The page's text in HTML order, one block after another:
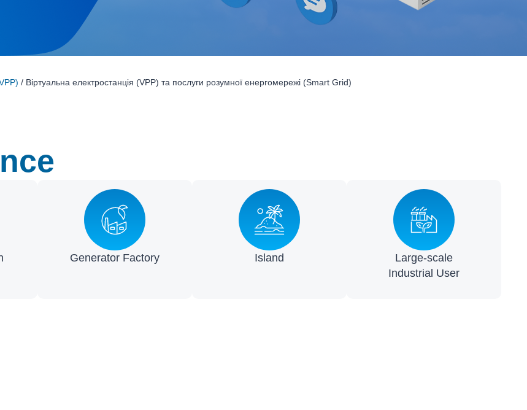
/ Віртуальна електростанція (VPP) та послуги розумної енергомережі (Smart Grid)
Generator Factory Island
Large-scale
Industrial User